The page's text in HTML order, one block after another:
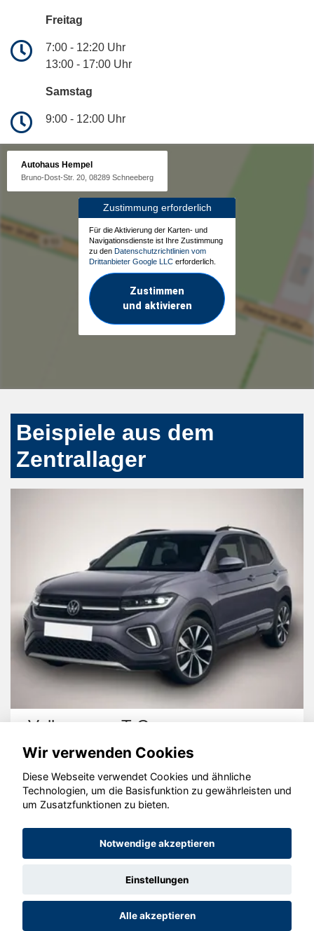
Freitag
7:00 - 12:20 Uhr
13:00 - 17:00 Uhr
Samstag
9:00 - 12:00 Uhr
Autohaus Hempel
Bruno-Dost-Str. 20, 08289 Schneeberg
Zustimmung erforderlich
Für die Aktivierung der Karten- und
Navigationsdienste ist Ihre Zustimmung
zu den Datenschutzrichtlinien vom
Drittanbieter Google LLC erforderlich.
Zustimmen
und aktivieren
Beispiele aus dem
Zentrallager
Volkswagen T-Cross
© konjunkturmotor.de GmbH 2020 - 2026
Wir verwenden Cookies
Diese Webseite verwendet Cookies und ähnliche
Technologien, um die Basisfunktion zu gewährleisten und
um Zusatzfunktionen zu bieten.
Notwendige akzeptieren
Einstellungen
Alle akzeptieren